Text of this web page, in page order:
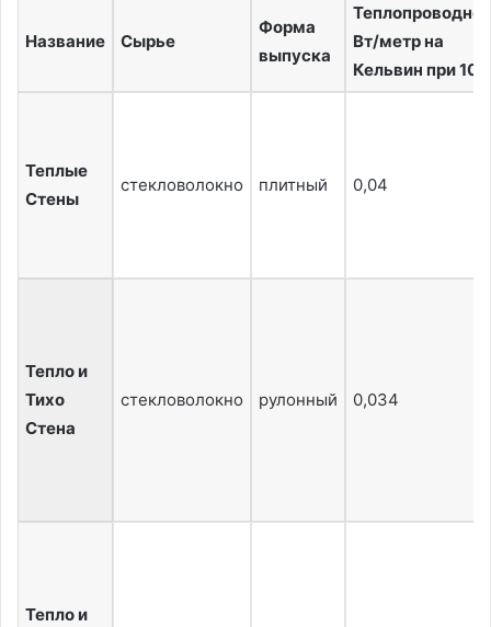
Название Сырье
Форма
выпуска
Вт/метр на
Кельвин при
Теплые
Стены
стекловолокно плитный 0,04
Тепло и
Тихо
Стена
стекловолокно рулонный 0,034
Тепло и